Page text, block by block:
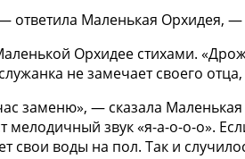
ответила Маленькая Орхидея, —
Орхидее стихами.
не замечает своего
заменю», — сказала
мелодичный звук «я-а-о-о-о».
свои воды на пол. Так и